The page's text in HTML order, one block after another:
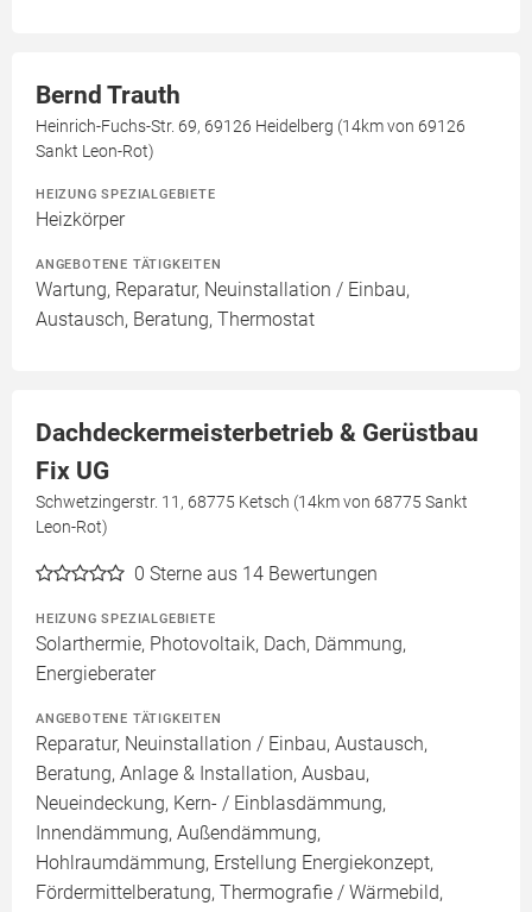
Bernd Trauth
Heinrich-Fuchs-Str. 69, 69126 Heidelberg (14km von 69126
Sankt Leon-Rot)
HEIZUNG SPEZIALGEBIETE
Heizkörper
ANGEBOTENE TÄTIGKEITEN
Wartung, Reparatur, Neuinstallation / Einbau,
Austausch, Beratung, Thermostat
Dachdeckermeisterbetrieb & Gerüstbau
Fix UG
Schwetzingerstr. 11, 68775 Ketsch (14km von 68775 Sankt
Leon-Rot)
0 Sterne aus 14 Bewertungen
HEIZUNG SPEZIALGEBIETE
Solarthermie, Photovoltaik, Dach, Dämmung,
Energieberater
ANGEBOTENE TÄTIGKEITEN
Reparatur, Neuinstallation / Einbau, Austausch,
Beratung, Anlage & Installation, Ausbau,
Neueindeckung, Kern- / Einblasdämmung,
Innendämmung, Außendämmung,
Hohlraumdämmung, Erstellung Energiekonzept,
Fördermittelberatung, Thermografie / Wärmebild,